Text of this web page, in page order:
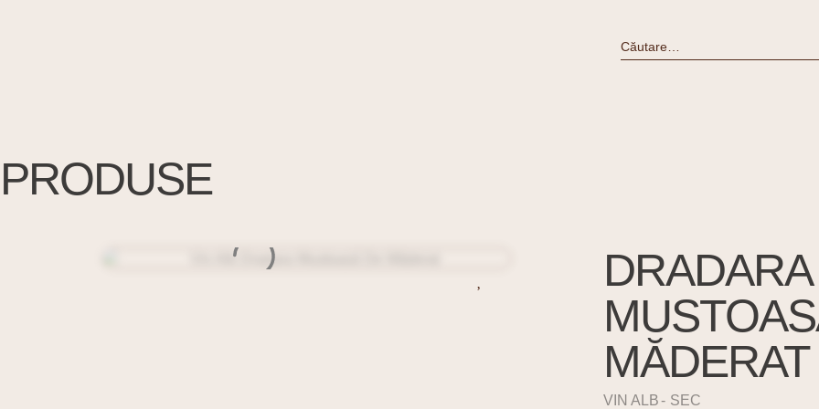
PRODUSE
DRADARA
VIN ALB SEC